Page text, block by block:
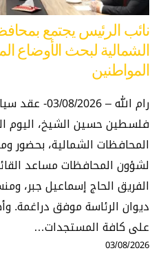
نائب الرئيس يجتمع
الشمالية لبحث الأوضاع
المواطنين
رام الله – 03/
فلسطين حسين الشيخ، اليوم
المحافظات الشمالية، بحضور
لشؤون المحافظات مساعد
الفريق الحاج إسماعيل جبر،
ديوان الرئاسة موفق دراغمة.
على كافة المستجدات…
03/08/2026